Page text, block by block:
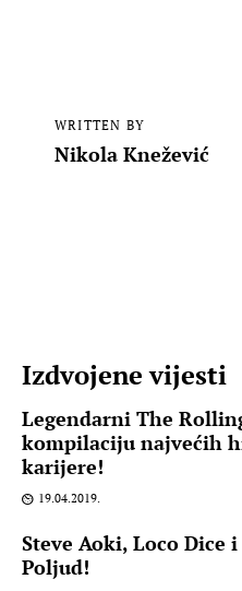
WRITTEN BY
Nikola Knežević
Izdvojene vijesti
Legendarni The
kompilaciju najvećih
karijere!
19.04.2019.
Steve Aoki, Loco Dice
Poljud!